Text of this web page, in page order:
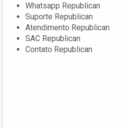
Whatsapp Republican
Suporte Republican
Atendimento Republican
SAC Republican
Contato Republican